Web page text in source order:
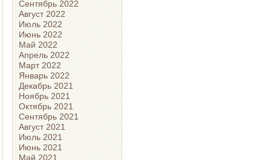
Сентябрь 2022
Август 2022
Июль 2022
Июнь 2022
Май 2022
Апрель 2022
Март 2022
Январь 2022
Декабрь 2021
Ноябрь 2021
Октябрь 2021
Сентябрь 2021
Август 2021
Июль 2021
Июнь 2021
Май 2021